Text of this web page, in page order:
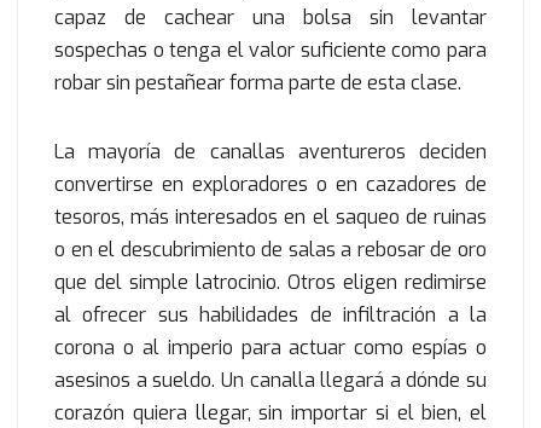
capaz de cachear una bolsa sin levantar
sospechas o tenga el valor suficiente como para
robar sin pestañear forma parte de esta clase.
La mayoría de canallas aventureros deciden
convertirse en exploradores o en cazadores de
tesoros, más interesados en el saqueo de ruinas
o en el descubrimiento de salas a rebosar de oro
que del simple latrocinio. Otros eligen redimirse
al ofrecer sus habilidades de infiltración a la
corona o al imperio para actuar como espías o
asesinos a sueldo. Un canalla llegará a dónde su
corazón quiera llegar, sin importar si el bien, el